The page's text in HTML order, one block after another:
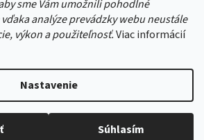
sme Vám umožnili pohodlné
analýze prevádzky webu neustále
výkon a použiteľnosť.Viac informácií
Nastavenie
Súhlasím
. Všetky práva vyhradené.Upraviť